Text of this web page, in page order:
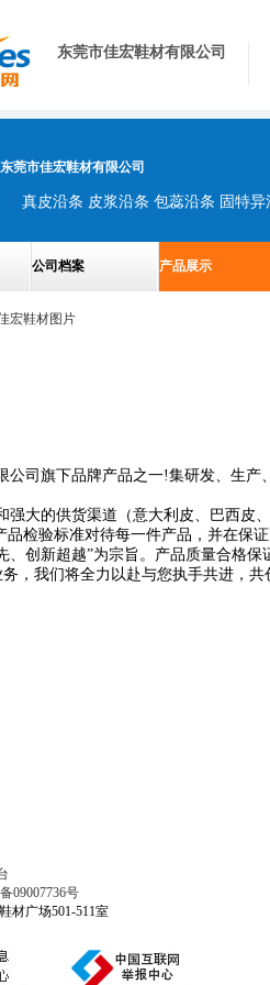
东莞市佳宏鞋材有限公司
东莞市佳宏鞋材有限公司
公司档案 产品展示
司旗下品牌产品之一!集研发、生产
强大的供货渠道（意大利皮、巴西
品检验标准对待每一件产品，并在保
创新超越”为宗旨。产品质量合格保
我们将全力以赴与您执手共进，共
09007736号
材广场501-511室